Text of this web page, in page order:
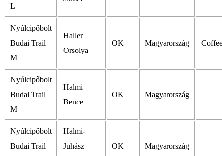
L
Nyúlcipőbolt
Budai Trail
M
Haller
Orsolya
OK Magyarország
Nyúlcipőbolt
Budai Trail
M
Halmi
Bence
OK Magyarország
Nyúlcipőbolt
Budai Trail
Halmi-
Juhász
OK Magyarország